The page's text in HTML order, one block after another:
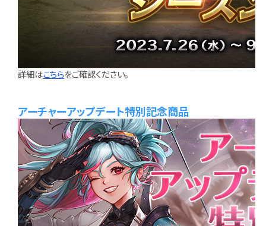
詳細はこちらをご確認ください。
アーチャーアップデート特別記念商品